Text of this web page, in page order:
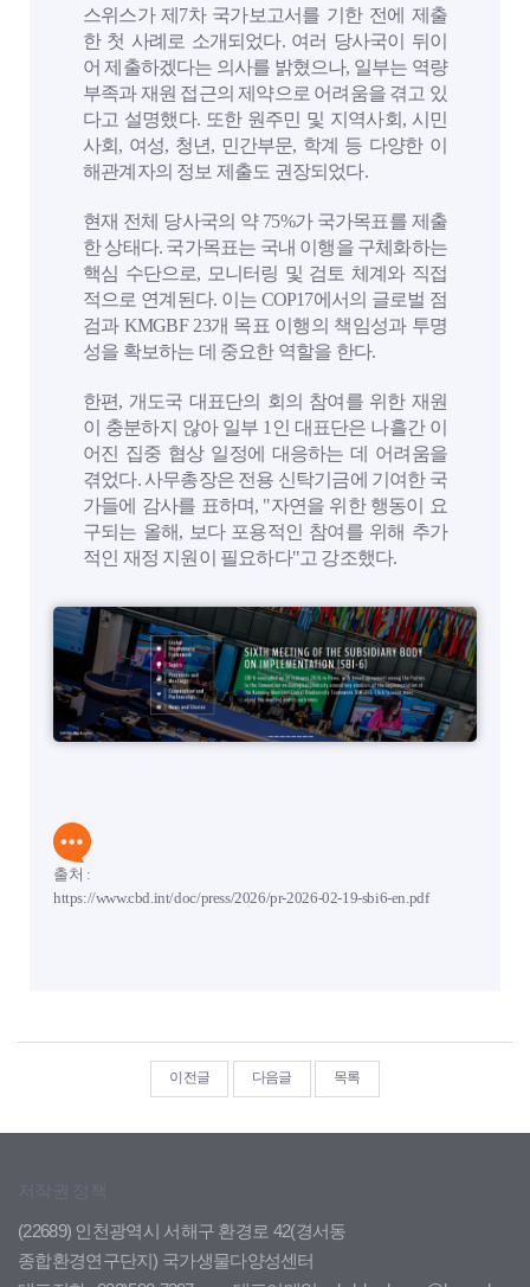
스위스가 제7차 국가보고서를 기한 전에 제출
한 첫 사례로 소개되었다. 여러 당사국이 뒤이
어 제출하겠다는 의사를 밝혔으나, 일부는 역량
부족과 재원 접근의 제약으로 어려움을 겪고 있
다고 설명했다. 또한 원주민 및 지역사회, 시민
사회, 여성, 청년, 민간부문, 학계 등 다양한 이
해관계자의 정보 제출도 권장되었다.
현재 전체 당사국의 약 75%가 국가목표를 제출
한 상태다. 국가목표는 국내 이행을 구체화하는
핵심 수단으로, 모니터링 및 검토 체계와 직접
적으로 연계된다. 이는 COP17에서의 글로벌 점
검과 KMGBF 23개 목표 이행의 책임성과 투명
성을 확보하는 데 중요한 역할을 한다.
한편, 개도국 대표단의 회의 참여를 위한 재원
이 충분하지 않아 일부 1인 대표단은 나흘간 이
어진 집중 협상 일정에 대응하는 데 어려움을
겪었다. 사무총장은 전용 신탁기금에 기여한 국
가들에 감사를 표하며, "자연을 위한 행동이 요
구되는 올해, 보다 포용적인 참여를 위해 추가
적인 재정 지원이 필요하다"고 강조했다.
출처 :
https://www.cbd.int/doc/press/2026/pr-2026-02-19-sbi6-en.pdf
이전글 다음글 목록
저작권 정책
(22689) 인천광역시 서해구 환경로 42(경서동
종합환경연구단지) 국가생물다양성센터